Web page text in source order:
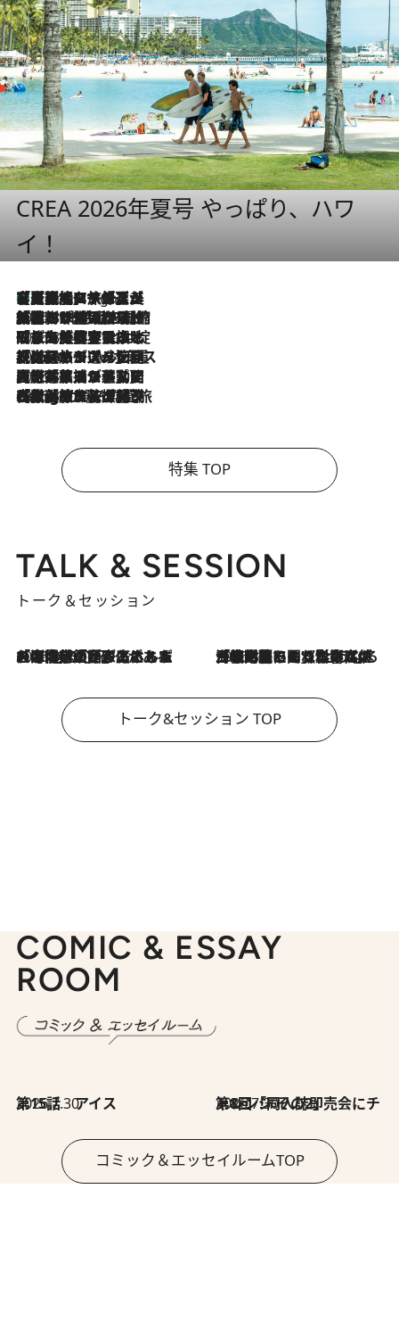
CREA 2026年夏号 やっぱり、ハワ
イ！
4 Hours Ago
【厳選旅コスメ】「多機能アイテムがメイン！」旅好き美容エディターが選んだ夏旅ベストコスメを発表【Mサイズジップ】
2026.8.6
「荷物が増えるほど旅ストレスは増す」美容ジャーナリストがたどり着いた最終結論。“化粧品を劇的に減らす”感動の凝縮美容とは
2026.8.6
「旅先には金髪ウィッグを持参」日本と同じメイクでは損してる!? 美容ジャーナリストが提案する“掟破りの旅美容”とは
2026.8.6
【厳選旅コスメ】「身軽さ＆UV対策重視！」ヘアアーティストshucoが選んだ夏旅ベストコスメを発表【Mサイズジップ】
2026.8.5
【厳選旅コスメ】国内をあちこち移動する河井菜摘が選んだ夏旅ベストコスメ発表！「リラックスアイテムはマスト」【Mサイズジップ】
2026.8.4
【厳選旅コスメ】「紫外線＆乾燥対策しながらメイク感も！」ヘア＆メイクGeorgeが選んだ夏旅ベストコスメを発表！【Mサイズジップ】
特集 TOP
TALK & SESSION
トーク＆セッション
2026.8.3
「今後値上げがあるとすれば…」「リスクがあるのは今年の冬」エネルギー専門家が語る、ホルムズ海峡封鎖が家庭にもたらす“ある心配” 2026.8.3
「住宅建てられない…」「サーチャージ料の高値が続いている」ホルムズ海峡封鎖による影響はいつまで続く？《エネルギー専門家に聞く“どうなる日本の暮らし”》
トーク&セッション TOP
COMIC & ESSAY
ROOM
2026.7.30
第15話 アイス 2026.7.30
第8回「同人誌即売会にチャレンジ その2」
コミック＆エッセイルームTOP